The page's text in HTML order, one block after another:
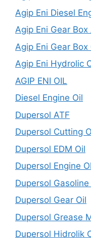
Agip Eni Diesel
Agip Eni Gear
Agip Eni Gear Box
Agip Eni Hydrolic
AGIP ENI OIL
Diesel Engine Oil
Dupersol ATF
Dupersol Cutting
Dupersol EDM Oil
Dupersol Engine
Dupersol Gasoline
Dupersol Gear Oil
Dupersol Grease
Dupersol Hidrolik